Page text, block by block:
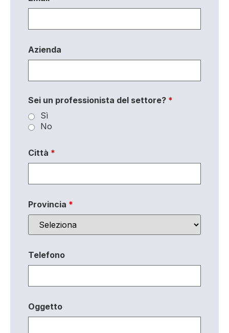
Azienda
Sei un professionista del settore? *
Sì
No
Città *
Provincia *
Telefono
Oggetto